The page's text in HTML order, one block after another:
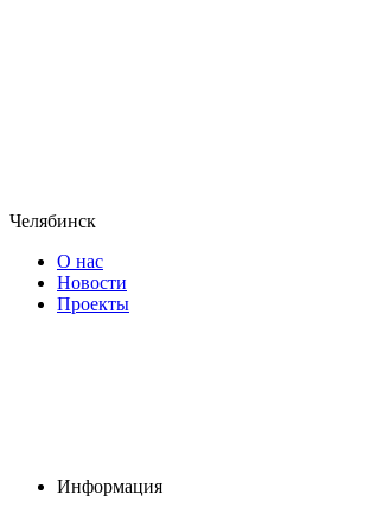
Челябинск
О нас
Новости
Проекты
Информация